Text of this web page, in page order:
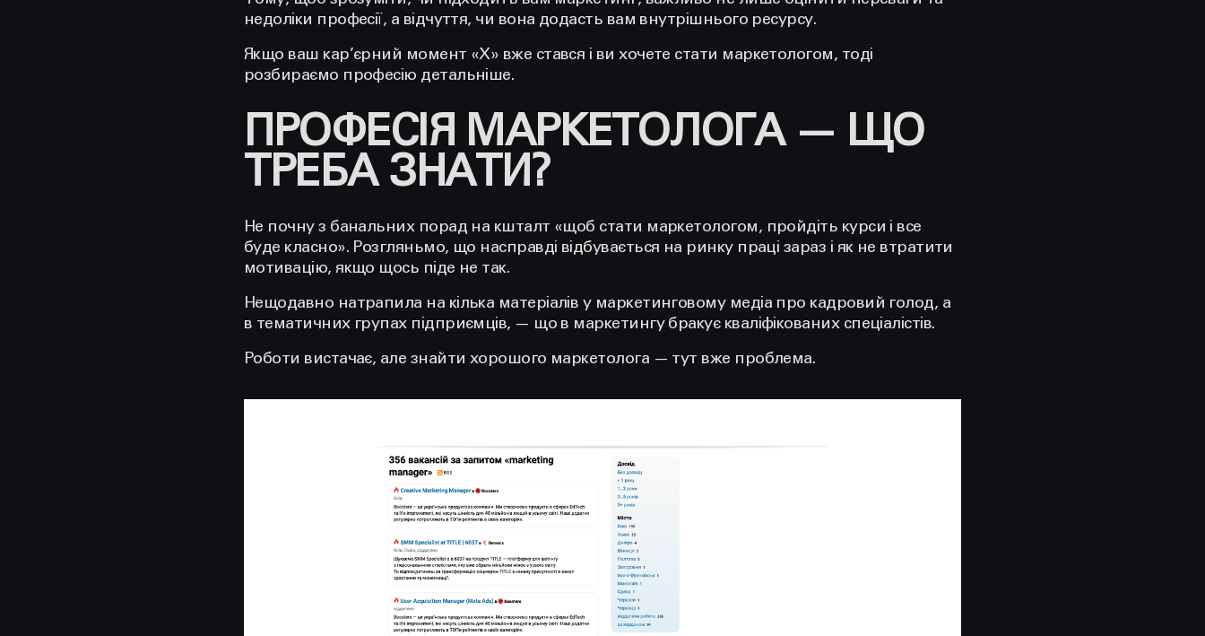
недоліки професії, а відчуття, чи вона додасть вам внутрішнього ресурсу.
Якщо ваш кар’єрний момент «Х» вже стався і ви хочете стати маркетологом, тоді
розбираємо професію детальніше.
ПРОФЕСІЯ МАРКЕТОЛОГА — ЩО
ТРЕБА ЗНАТИ?
Не почну з банальних порад на кшталт «щоб стати маркетологом, пройдіть курси і все
буде класно». Розгляньмо, що насправді відбувається на ринку праці зараз і як не втратити
мотивацію, якщо щось піде не так.‍
Нещодавно натрапила на кілька матеріалів у маркетинговому медіа про кадровий голод, а
в тематичних групах підприємців, — що в маркетингу бракує кваліфікованих спеціалістів.
Роботи вистачає, але знайти хорошого маркетолога — тут вже проблема.